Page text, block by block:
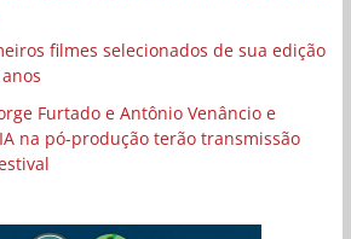
filmes selecionados de sua edição
Furtado e Antônio Venâncio e
na pó-produção terão transmissão